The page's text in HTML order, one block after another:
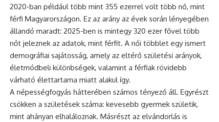
2020-ban például több mint 355 ezerrel volt több nő, mint
férfi Magyarországon. Ez az arány az évek során lényegében
állandó maradt: 2025-ben is mintegy 320 ezer fővel több
nőt jeleznek az adatok, mint férfit. A női többlet egy ismert
demográfiai sajátosság, amely az eltérő születési arányok,
életmódbeli különbségek, valamint a férfiak rövidebb
várható élettartama miatt alakul így.
A népességfogyás hátterében számos tényező áll. Egyrészt
csökken a születések száma: kevesebb gyermek születik,
mint ahányan elhaláloznak. Másrészt az elvándorlás is